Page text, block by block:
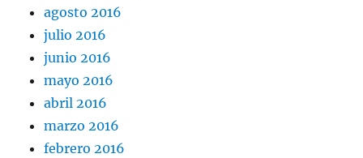
agosto 2016
julio 2016
junio 2016
mayo 2016
abril 2016
marzo 2016
febrero 2016